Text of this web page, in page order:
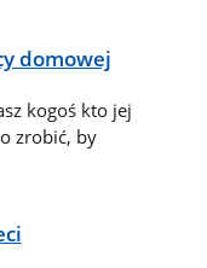
domowej
kogoś kto jej
zrobić, by